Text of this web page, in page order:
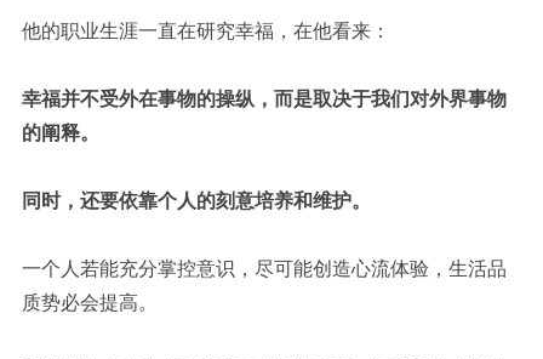
他的职业生涯一直在研究幸福，在他看来：
幸福并不受外在事物的操纵，而是取决于我们对外界事物
的阐释。
同时，还要依靠个人的刻意培养和维护。
一个人若能充分掌控意识，尽可能创造心流体验，生活品
质势必会提高。